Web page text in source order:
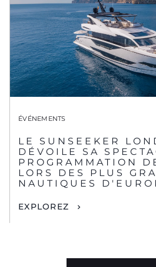
ÉVÉNEMENTS
LE SUNSEEKER
DÉVOILE SA
PROGRAMMATION
LORS DES PLUS
NAUTIQUES
EXPLOREZ